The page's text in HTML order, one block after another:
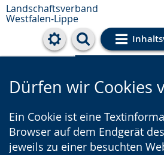
Landschaftsverband
Westfalen-Lippe
Cookie-
Dürfen wir Cookies
Ein Cookie ist eine
Browser auf dem Endgerät
jeweils zu einer besuchten